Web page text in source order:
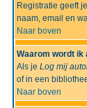
Registratie geeft
naam, email en
Naar boven
Waarom wordt ik
Als je Log mij
of in een
Naar boven